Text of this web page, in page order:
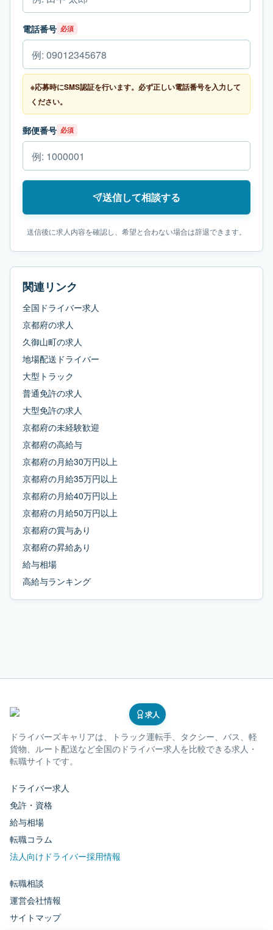
電話番号 必須
※応募時にSMS認証を行います。必ず正しい電話番号を入力して
ください。
郵便番号 必須
送信して相談する
送信後に求人内容を確認し、希望と合わない場合は辞退できます。
関連リンク
全国ドライバー求人
京都府の求人
久御山町の求人
地場配送ドライバー
大型トラック
普通免許の求人
大型免許の求人
京都府の未経験歓迎
京都府の高給与
京都府の月給30万円以上
京都府の月給35万円以上
京都府の月給40万円以上
京都府の月給50万円以上
京都府の賞与あり
京都府の昇給あり
給与相場
高給与ランキング
求人
ドライバーズキャリアは、トラック運転手、タクシー、バス、軽
貨物、ルート配送など全国のドライバー求人を比較できる求人・
転職サイトです。
ドライバー求人
免許・資格
給与相場
転職コラム
法人向けドライバー採用情報
転職相談
運営会社情報
サイトマップ